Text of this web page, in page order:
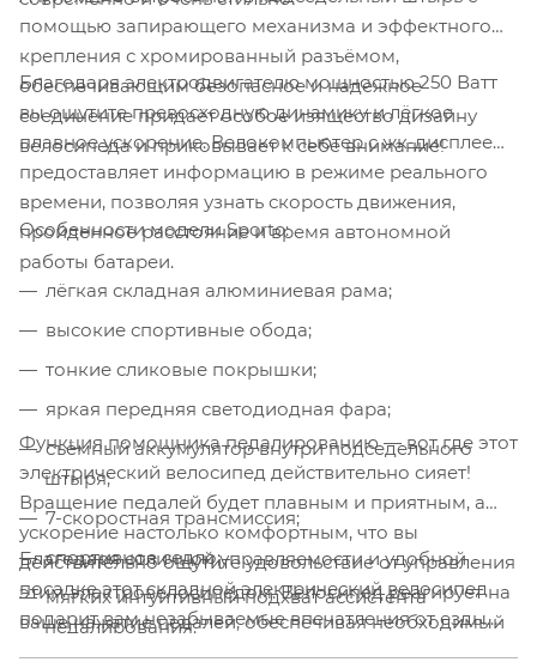
помощью запирающего механизма и эффектного
крепления с хромированный разъёмом,
обеспечивающим безопасное и надёжное
соединение придаёт особое изящество дизайну
велосипеда и приковывает к себе внимание!
Благодаря электродвигателю мощностью 250 Ватт
вы ощутите превосходную динамику и лёгкое
плавное ускорение. Велокомпьютер с жк-дисплеем
предоставляет информацию в режиме реального
времени, позволяя узнать скорость движения,
пройденное расстояние и время автономной
работы батареи.
Особенности модели Sporto:
лёгкая складная алюминиевая рама;
высокие спортивные обода;
тонкие сликовые покрышки;
яркая передняя светодиодная фара;
съёмный аккумулятор внутри подседельного
штыря;
7-скоростная трансмиссия;
спортивное седло;
мягких интуитивный подхват ассистента
педалирования.
Функция помощника педалированию — вот где этот
электрический велосипед действительно сияет!
Вращение педалей будет плавным и приятным, а
ускорение настолько комфортным, что вы
действительно ощутите удовольствие от управления
этим электровелосипедом. Велосипед реагирует на
ваше нажатие педалей, обеспечивая необходимый
Благодаря отличной управляемости и удобной
посадке этот складной электрический велосипед
подарит вам незабываемые впечатления от езды.